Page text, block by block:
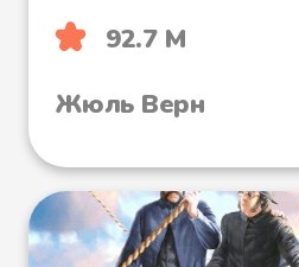
92.7 М
Жюль Верн